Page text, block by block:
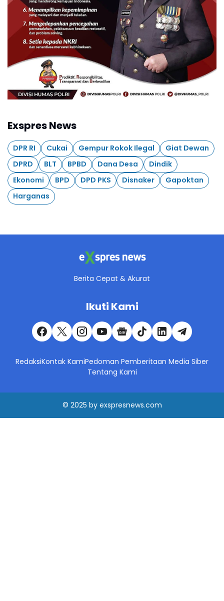
Exspres News
DPR RI Cukai Gempur Rokok Ilegal
Giat Dewan
DPRD
BLT BPBD Dana Desa
Dindik
Ekonomi
BPD DPD PKS Disnaker
Gapoktan
Harganas
Berita Cepat & Akurat
Ikuti Kami
RedaksiKontak KamiPedoman Pemberitaan Media Siber
Tentang Kami
© 2025 by exspresnews.com